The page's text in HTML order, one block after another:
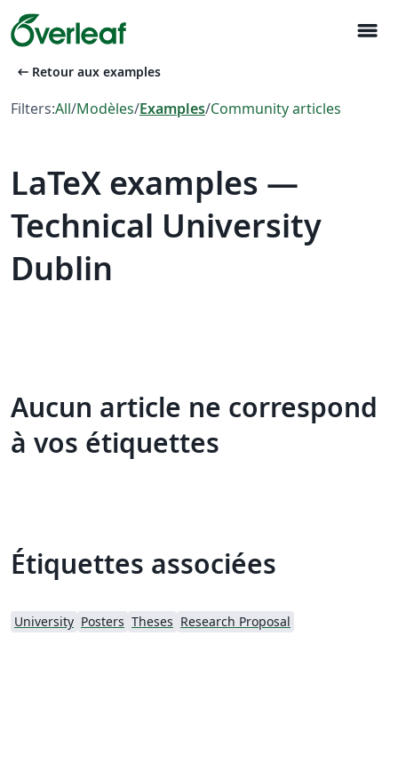
menu
arrow_left_alt Retour aux examples
Filters:All/Modèles/Examples/Community articles
LaTeX examples —
Technical University
Dublin
Aucun article ne correspond
à vos étiquettes
Étiquettes associées
University Posters Theses Research Proposal